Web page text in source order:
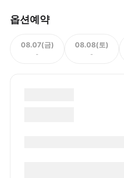
옵션예약
08.07(금)
-
08.08(토)
-